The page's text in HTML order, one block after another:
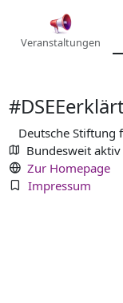
Veranstaltungen
#DSEEerklärt
Deutsche Stiftung
Bundesweit aktiv
Zur Homepage
Impressum